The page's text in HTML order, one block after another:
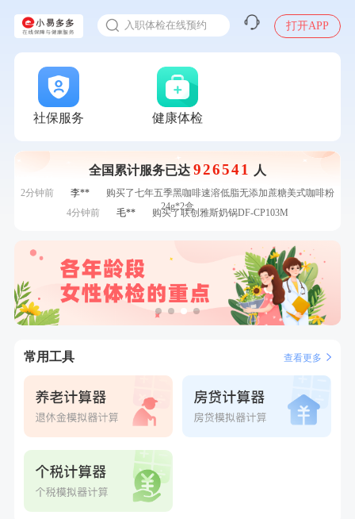
入职体检在线预约
打开APP
社保服务 健康体检
全国累计服务已达 926541 人
7分钟前 毛**
购买了汤臣倍健多维男士多种维生素矿物质片1.5g*60片*2
瓶
7分钟前 林**
成功预约糖尿病强化体检套餐
刚刚
王**
成功预约女性常规体检套餐
成功预约女性常规体检套餐
毛**
购买了汤臣倍健多维男士多种维生素矿物质片1.5g*60片*2瓶
刚刚
毛**
购买了汤臣倍健多维男士多种维生素矿物质片1.5g*60片*2瓶
2分钟前
肖**
成功预约了妇科套餐
2分钟前
李**
购买了七年五季黑咖啡速溶低脂无添加蔗糖美式咖啡粉
24g*2盒
4分钟前 毛**
购买了联创雅斯奶锅DF-CP103M
成功预约糖尿病强化体检套餐
6分钟前
林**
购买了小熊电烤箱 DKX-F10M6
7分钟前
毛**
购买了汤臣倍健多维男士多种维生素矿物质片1.5g*60片*2
瓶
成功预约糖尿病强化体检套餐
常用工具 查看更多